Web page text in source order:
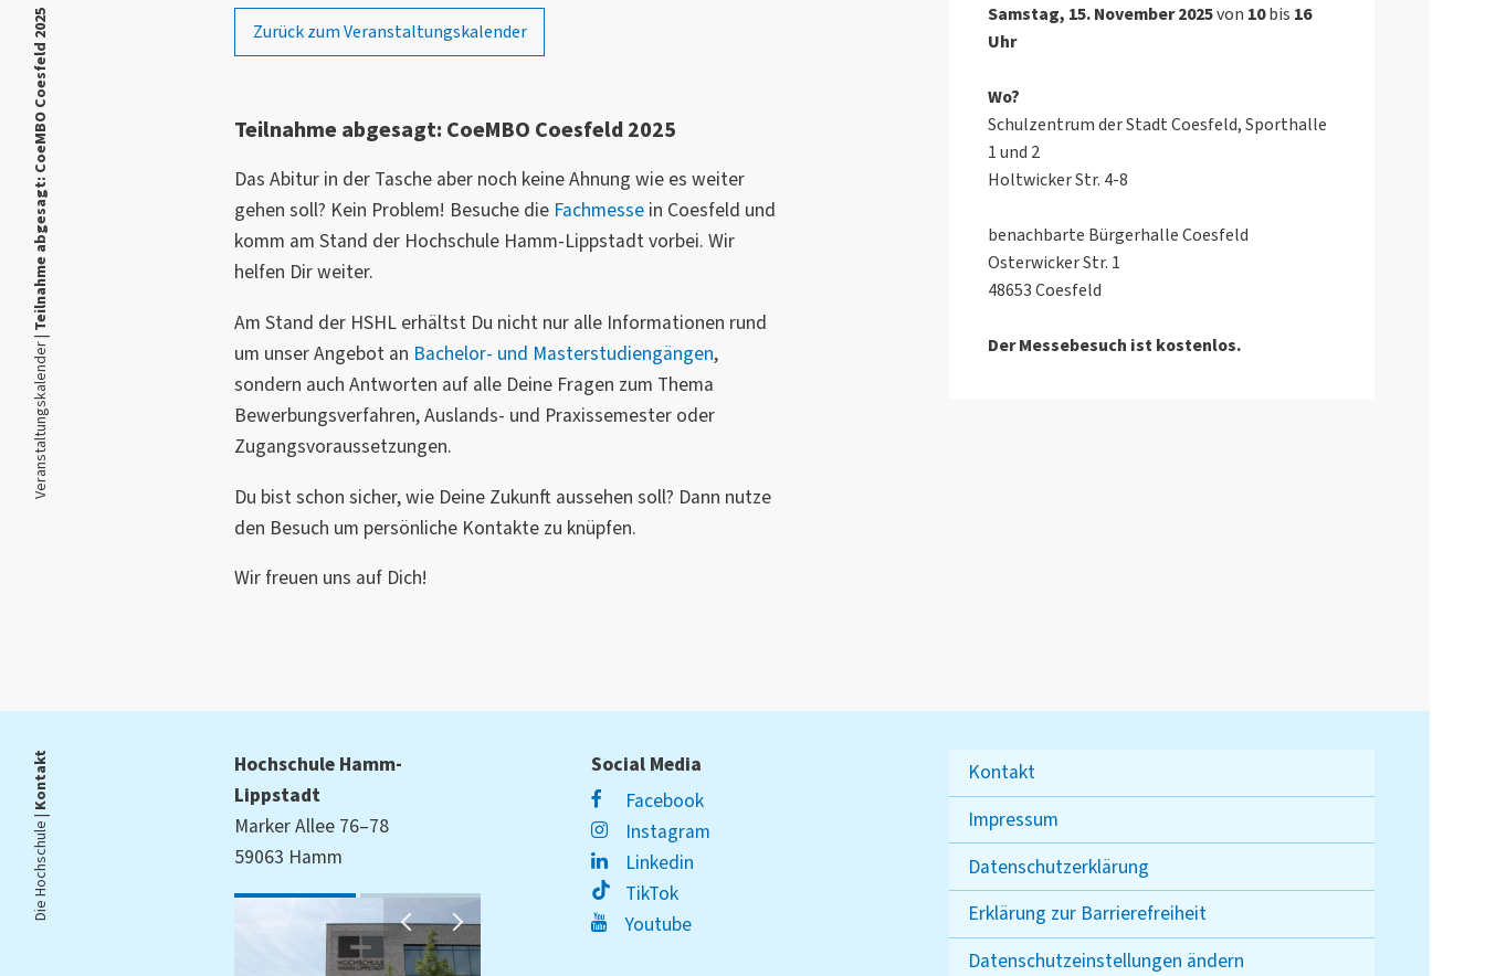
Veranstaltungskalender |
Teilnahme abgesagt: CoeMBO Coesfeld 2025 Zurück zum Veranstaltungskalender
Teilnahme abgesagt: CoeMBO Coesfeld 2025
Das Abitur in der Tasche aber noch keine Ahnung wie es weiter
gehen soll? Kein Problem! Besuche die Fachmessein Coesfeld und
komm am Stand der Hochschule Hamm-Lippstadt vorbei. Wir
helfen Dir weiter.
Am Stand der HSHL erhältst Du nicht nur alle Informationen rund
um unser Angebot an Bachelor- und Masterstudiengängen,
sondern auch Antworten auf alle Deine Fragen zum Thema
Bewerbungsverfahren, Auslands- und Praxissemester oder
Zugangsvoraussetzungen.
Du bist schon sicher, wie Deine Zukunft aussehen soll? Dann nutze
den Besuch um persönliche Kontakte zu knüpfen.
Wir freuen uns auf Dich!
Samstag, 15. November 2025von 10bis 16
Uhr
Wo?
Schulzentrum der Stadt Coesfeld, Sporthalle
1 und 2
Holtwicker Str. 4-8
benachbarte Bürgerhalle Coesfeld
Osterwicker Str. 1
48653 Coesfeld
Der Messebesuch ist kostenlos.
Die Hochschule |
Kontakt
Hochschule Hamm-
Lippstadt
Marker Allee 76–78
59063 Hamm
Social Media
Facebook
Instagram
Linkedin
TikTok
Youtube
Kontakt
Impressum
Datenschutzerklärung
Erklärung zur Barrierefreiheit
Datenschutzeinstellungen ändern